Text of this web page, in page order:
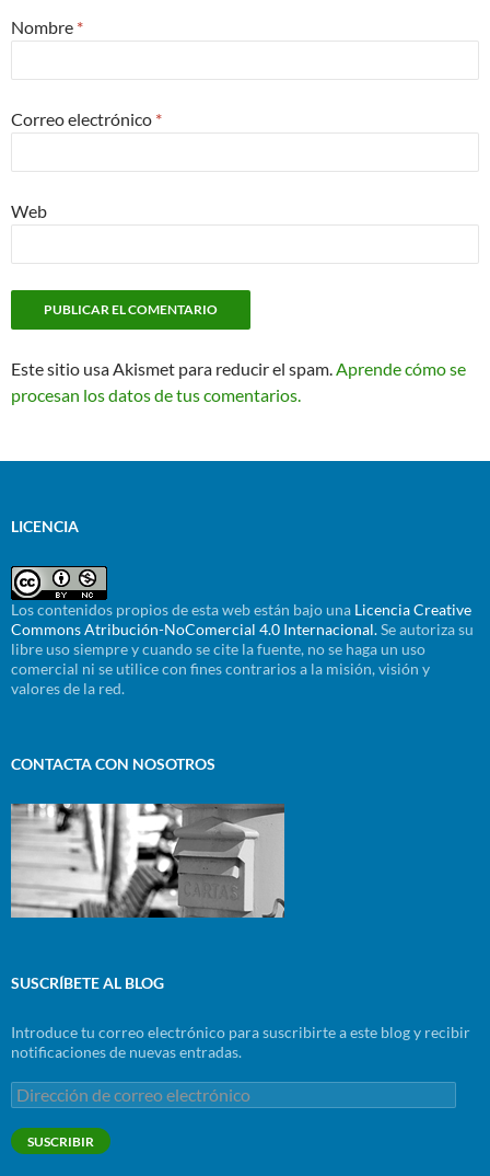
Nombre *
Correo electrónico *
Web
Este sitio usa Akismet para reducir el spam.Aprende cómo se
procesan los datos de tus comentarios.
LICENCIA
Los contenidos propios de esta web están bajo una Licencia Creative
Commons Atribución-NoComercial 4.0 Internacional.Se autoriza su
libre uso siempre y cuando se cite la fuente, no se haga un uso
comercial ni se utilice con fines contrarios a la misión, visión y
valores de la red.
CONTACTA CON NOSOTROS
SUSCRÍBETE AL BLOG
Introduce tu correo electrónico para suscribirte a este blog y recibir
notificaciones de nuevas entradas.
Dirección
de
correo
electrónico
SUSCRIBIR